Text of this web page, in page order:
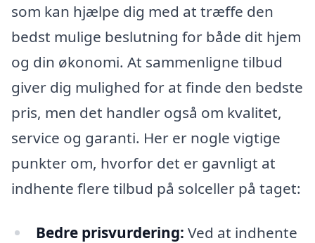
som kan hjælpe dig med at træffe den
bedst mulige beslutning for både dit hjem
og din økonomi. At sammenligne tilbud
giver dig mulighed for at finde den bedste
pris, men det handler også om kvalitet,
service og garanti. Her er nogle vigtige
punkter om, hvorfor det er gavnligt at
indhente flere tilbud på solceller på taget:
Bedre prisvurdering: Ved at indhente